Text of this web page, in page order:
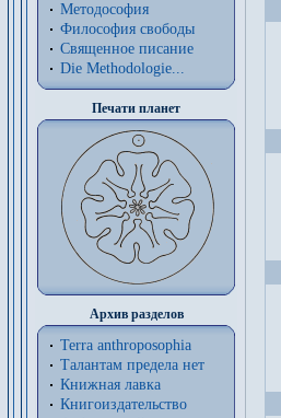
Методософия
Философия cвободы
Священное писание
Die Methodologie...
Печати планет
Архив разделов
Terra anthroposophia
Талантам предела нет
Книжная лавка
Книгоиздательство